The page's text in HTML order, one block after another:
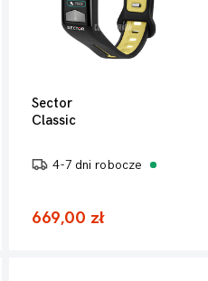
Sector
Classic
4-7 dni robocze
669,00 zł